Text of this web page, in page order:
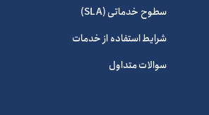
سطوح خدماتی (SLA)
شرایط استفاده از خدمات
سوالات متداول